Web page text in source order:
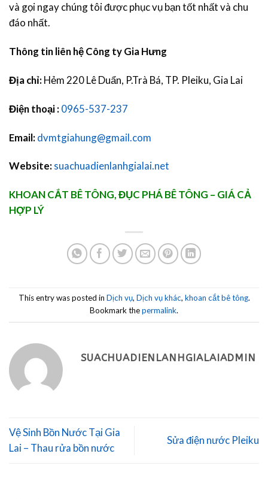
và gọi ngay chúng tôi được phục vụ bạn tốt nhất và chu
đáo nhất.
Thông tin liên hệ Công ty Gia Hưng
Địa chỉ:Hẻm 220 Lê Duẩn, P.Trà Bá, TP. Pleiku, Gia Lai
Điện thoại :0965-537-237
Email:dvmtgiahung@gmail.com
Website:suachuadienlanhgialai.net
KHOAN CẮT BÊ TÔNG, ĐỤC PHÁ BÊ TÔNG – GIÁ CẢ
HỢP LÝ
This entry was posted in Dịch vụ, Dịch vụ khác, khoan cắt bê tông.
Bookmark thepermalink.
SUACHUADIENLANHGIALAIADMIN
Vệ Sinh Bồn Nước Tại Gia
Lai – Thau rửa bồn nước
Sửa điện nước Pleiku